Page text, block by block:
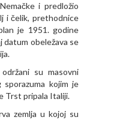
i predložio
i čelik, prethodnice
je 1951. godine
datum obeležava se
su masovni
kojim je
Trst pripala Italiji.
zemlja u kojoj su